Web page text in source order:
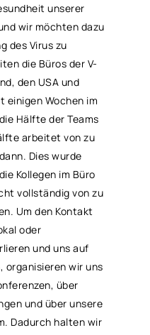
unserer
wir möchten dazu
des Virus zu
die Büros der V-
den USA und
einigen Wochen im
Hälfte der Teams
arbeitet von zu
Dies wurde
Kollegen im Büro
vollständig von zu
Um den Kontakt
oder
und uns auf
organisieren wir uns
über
und über unsere
Dadurch halten wir